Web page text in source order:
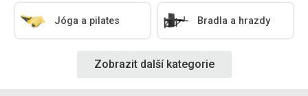
Jóga a pilates Bradla a hrazdy
Zobrazit další kategorie